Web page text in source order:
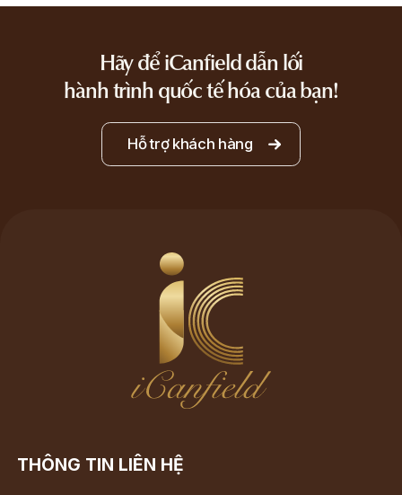
Hãy để iCanfield dẫn lối
hành trình quốc tế hóa của bạn!
Hỗ trợ khách hàng
THÔNG TIN LIÊN HỆ